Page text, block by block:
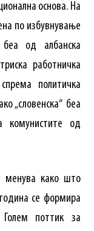
основа. На
по избувнување
од албанска
работничка
политичка
„словенска“ беа
комунистите од
менува како што
се формира
Голем поттик за